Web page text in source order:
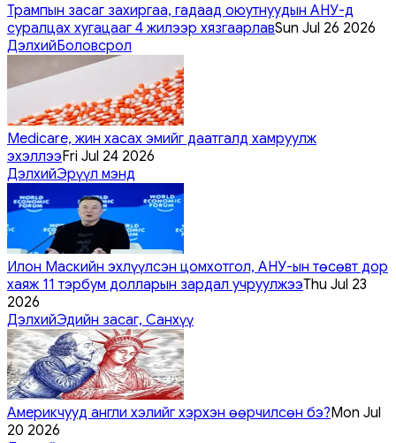
Трампын засаг захиргаа, гадаад оюутнуудын АНУ-д
суралцах хугацааг 4 жилээр хязгаарлавSun Jul 26 2026
ДэлхийБоловсрол
Medicare, жин хасах эмийг даатгалд хамруулж
эхэллээFri Jul 24 2026
ДэлхийЭрүүл мэнд
Илон Маскийн эхлүүлсэн цомхотгол, АНУ-ын төсөвт дор
хаяж 11 тэрбум долларын зардал учруулжээThu Jul 23
2026
ДэлхийЭдийн засаг, Санхүү
Америкчууд англи хэлийг хэрхэн өөрчилсөн бэ?Mon Jul
20 2026